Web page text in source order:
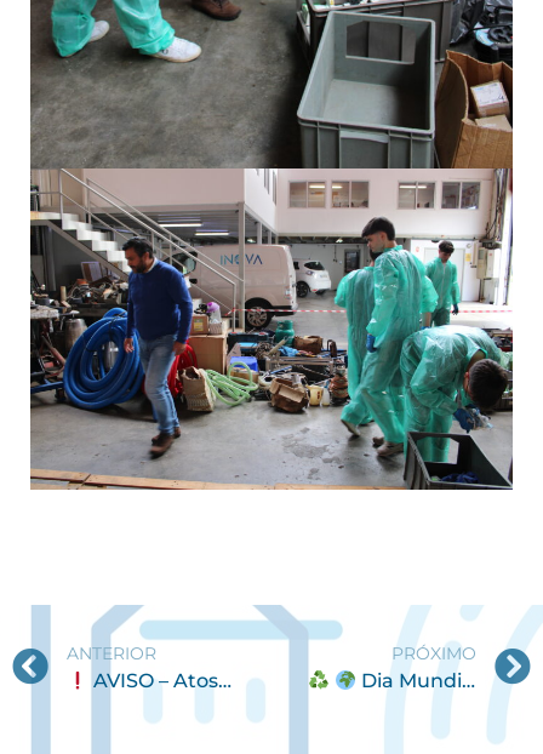
ANTERIOR
AVISO – Atos de vandalismo no Largo Pedro Teixeira
PRÓXIMO
Dia Mundial da Reciclagem – 17 de maio